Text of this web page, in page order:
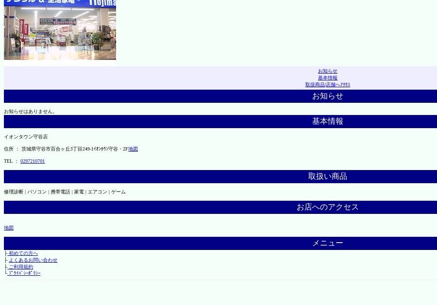
お知らせ
基本情報
取扱商品|店舗へｱｸｾｽ
お知らせ
お知らせはありません。
基本情報
イオンタウン守谷店
住所 ： 茨城県守谷市百合ヶ丘3丁目249-1ｲｵﾝﾀｳﾝ守谷・2F地図
TEL ： 0297210701
取扱い商品
修理診断 | パソコン | 携帯電話 | 家電 | エアコン | ゲーム
お店へのアクセス
地図
メニュー
├初めての方へ
├ よくあるお問い合わせ
├ご利用規約
└ﾌﾟﾗｲﾊﾞｼｰﾎﾟﾘｼｰ